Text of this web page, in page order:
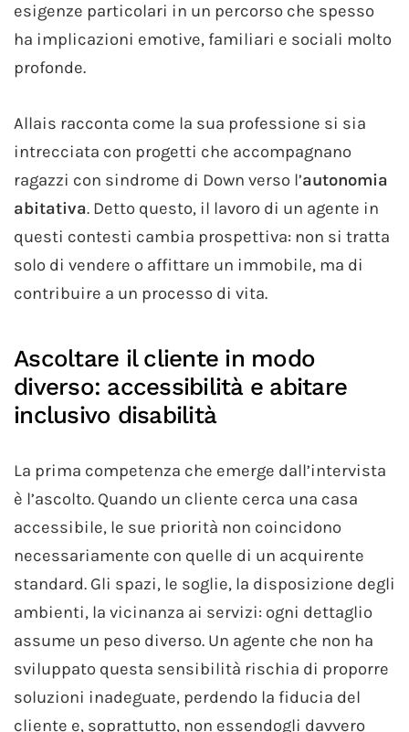
esigenze particolari in un percorso che spesso
ha implicazioni emotive, familiari e sociali molto
profonde.
Allais racconta come la sua professione si sia
intrecciata con progetti che accompagnano
ragazzi con sindrome di Down verso l’autonomia
abitativa. Detto questo, il lavoro di un agente in
questi contesti cambia prospettiva: non si tratta
solo di vendere o affittare un immobile, ma di
contribuire a un processo di vita.
Ascoltare il cliente in modo
diverso: accessibilità e abitare
inclusivo disabilità
La prima competenza che emerge dall’intervista
è l’ascolto. Quando un cliente cerca una casa
accessibile, le sue priorità non coincidono
necessariamente con quelle di un acquirente
standard. Gli spazi, le soglie, la disposizione degli
ambienti, la vicinanza ai servizi: ogni dettaglio
assume un peso diverso. Un agente che non ha
sviluppato questa sensibilità rischia di proporre
soluzioni inadeguate, perdendo la fiducia del
cliente e, soprattutto, non essendogli davvero